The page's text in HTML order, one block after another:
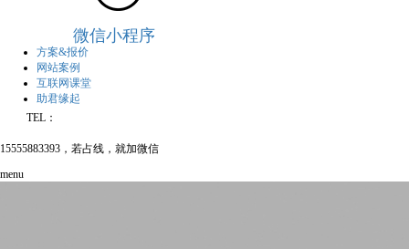
微信小程序
方案&报价
网站案例
互联网课堂
助君缘起
TEL：
15555883393，若占线，就加微信
menu